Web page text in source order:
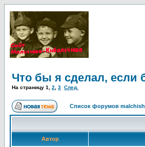
Что бы я сделал, если
На страницу 1 2 3 След.
Список форумов
Автор